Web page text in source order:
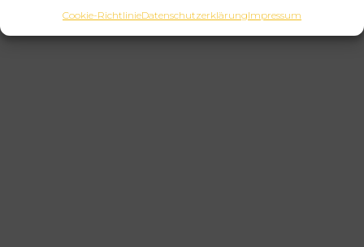
Cookie-RichtlinieDatenschutzerklärungImpressum